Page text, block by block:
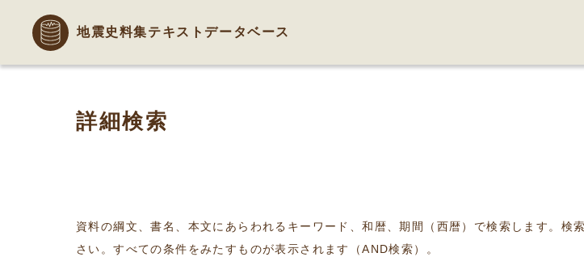
地震史料集テキストデータベース
詳細検索
資料の綱文、書名、本文にあらわれるキーワード、和暦、期間（西暦）で検索します。
さい。すべての条件をみたすものが表示されます（AND検索）。